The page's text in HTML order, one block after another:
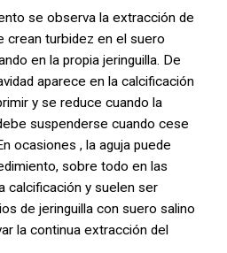
se observa la extracción de
crean turbidez en el suero
en la propia jeringuilla. De
aparece en la calcificación
y se reduce cuando la
suspenderse cuando cese
ocasiones , la aguja puede
sobre todo en las
calcificación y suelen ser
de jeringuilla con suero salino
la continua extracción del